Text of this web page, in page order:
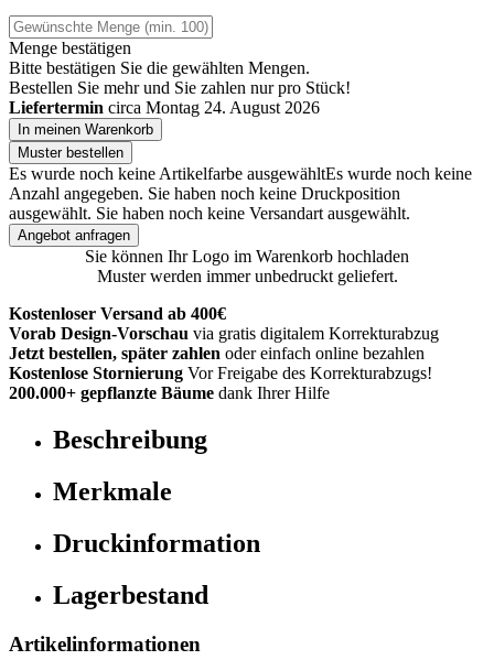
Menge bestätigen
Bitte bestätigen Sie die gewählten Mengen.
Bestellen Sie mehr und Sie zahlen nurpro Stück!
Liefertermin circa Montag 24. August 2026
In meinen Warenkorb
Muster bestellen
Es wurde noch keine Artikelfarbe ausgewähltEs wurde noch keine
Anzahl angegeben. Sie haben noch keine Druckposition
ausgewählt. Sie haben noch keine Versandart ausgewählt.
Angebot anfragen
Sie können Ihr Logo im Warenkorb hochladen
Muster werden immer unbedruckt geliefert.
Kostenloser Versand ab 400€
Vorab Design-Vorschau via gratis digitalem Korrekturabzug
Jetzt bestellen, später zahlen oder einfach online bezahlen
Kostenlose Stornierung Vor Freigabe des Korrekturabzugs!
200.000+ gepflanzte Bäume dank Ihrer Hilfe
Beschreibung
Merkmale
Druckinformation
Lagerbestand
Artikelinformationen